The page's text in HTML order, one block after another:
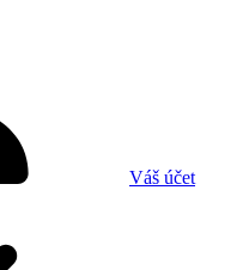
Váš účet